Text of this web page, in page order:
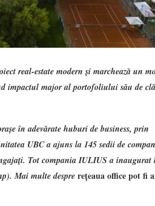
real-estate modern și marchează un
impactul major al portofoliului său de
în adevărate huburi de business, prin
UBC a ajuns la 145 sedii de
Tot compania IULIUS a inaugurat
Mai multe despre rețeaua office pot fi